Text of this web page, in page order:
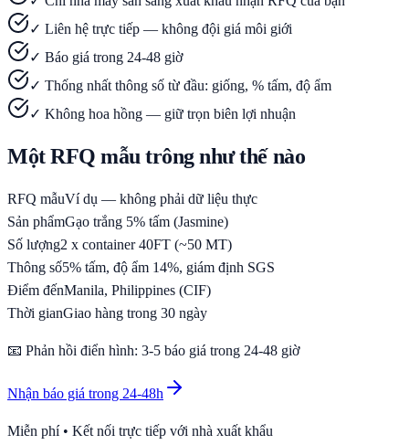
✓ Liên hệ trực tiếp — không đội giá môi giới
✓ Báo giá trong 24-48 giờ
✓ Thống nhất thông số từ đầu: giống, % tấm, độ ẩm
✓ Không hoa hồng — giữ trọn biên lợi nhuận
Một RFQ mẫu trông như thế nào
RFQ mẫuVí dụ — không phải dữ liệu thực
Sản phẩmGạo trắng 5% tấm (Jasmine)
Số lượng2 x container 40FT (~50 MT)
Thông số5% tấm, độ ẩm 14%, giám định SGS
Điểm đếnManila, Philippines (CIF)
Thời gianGiao hàng trong 30 ngày
📧 Phản hồi điển hình: 3-5 báo giá trong 24-48 giờ
Nhận báo giá trong 24-48h
Miễn phí • Kết nối trực tiếp với nhà xuất khẩu